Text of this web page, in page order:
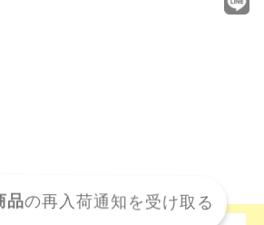
品の再入荷通知を 受け取る